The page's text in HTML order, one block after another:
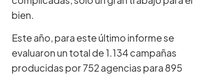
bien.
Este año, para este último informe se
evaluaron un total de 1.134 campañas
producidas por 752 agencias para 895